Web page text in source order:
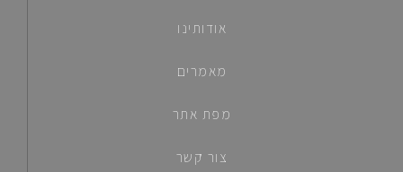
אודותינו
מאמרים
מפת אתר
צור קשר